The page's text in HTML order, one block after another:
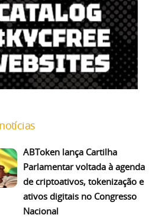
ABToken lança Cartilha
Parlamentar voltada à agenda
de criptoativos, tokenização e
ativos digitais no Congresso
Nacional